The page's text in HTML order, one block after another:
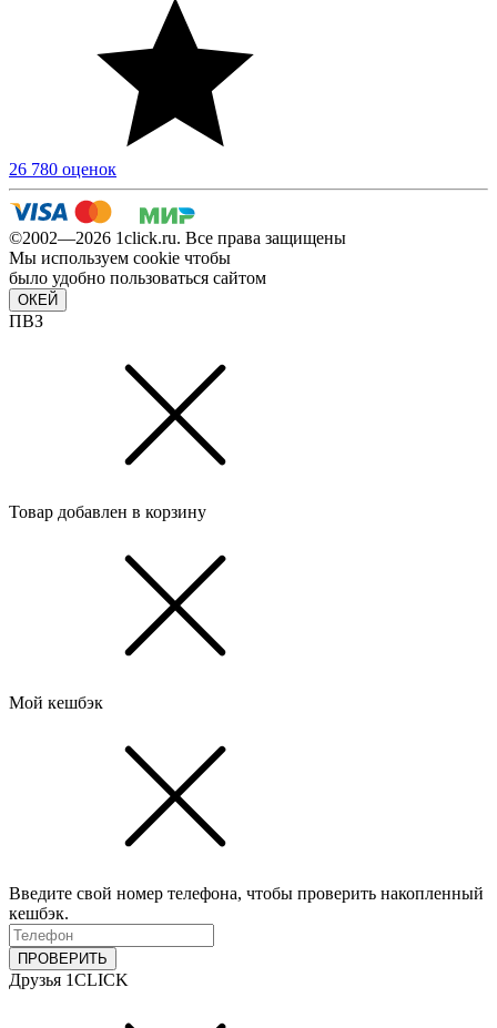
26 780 оценок
©2002—2026 1сlick.ru. Все права защищены
Мы используем cookie чтобы
было удобно пользоваться сайтом
ОКЕЙ
ПВЗ
Товар добавлен в корзину
Мой кешбэк
Введите свой номер телефона, чтобы проверить накопленный
кешбэк.
ПРОВЕРИТЬ
Друзья 1CLICK